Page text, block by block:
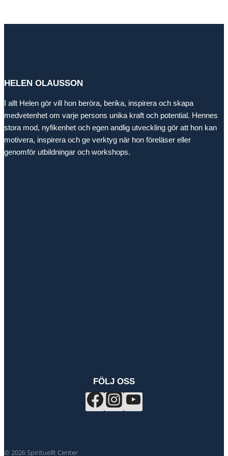
HELEN OLAUSSON
I allt Helen gör vill hon beröra, berika, inspirera och skapa
medvetenhet om varje persons unika kraft och potential. Hennes
stora mod, nyfikenhet och egen andlig utveckling gör att hon kan
motivera, inspirera och ge verktyg när hon föreläser eller
genomför utbildningar och workshops.
FÖLJ OSS
© 2026 Spirituellt Center